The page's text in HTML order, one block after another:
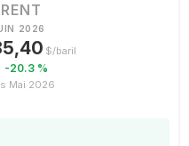
2026
$/baril
-20.3 %
Mai 2026